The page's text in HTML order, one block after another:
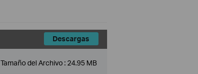
Descargas
Tamaño del Archivo : 24.95 MB